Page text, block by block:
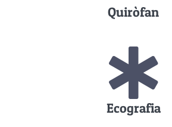
Quiròfan
Ecografia